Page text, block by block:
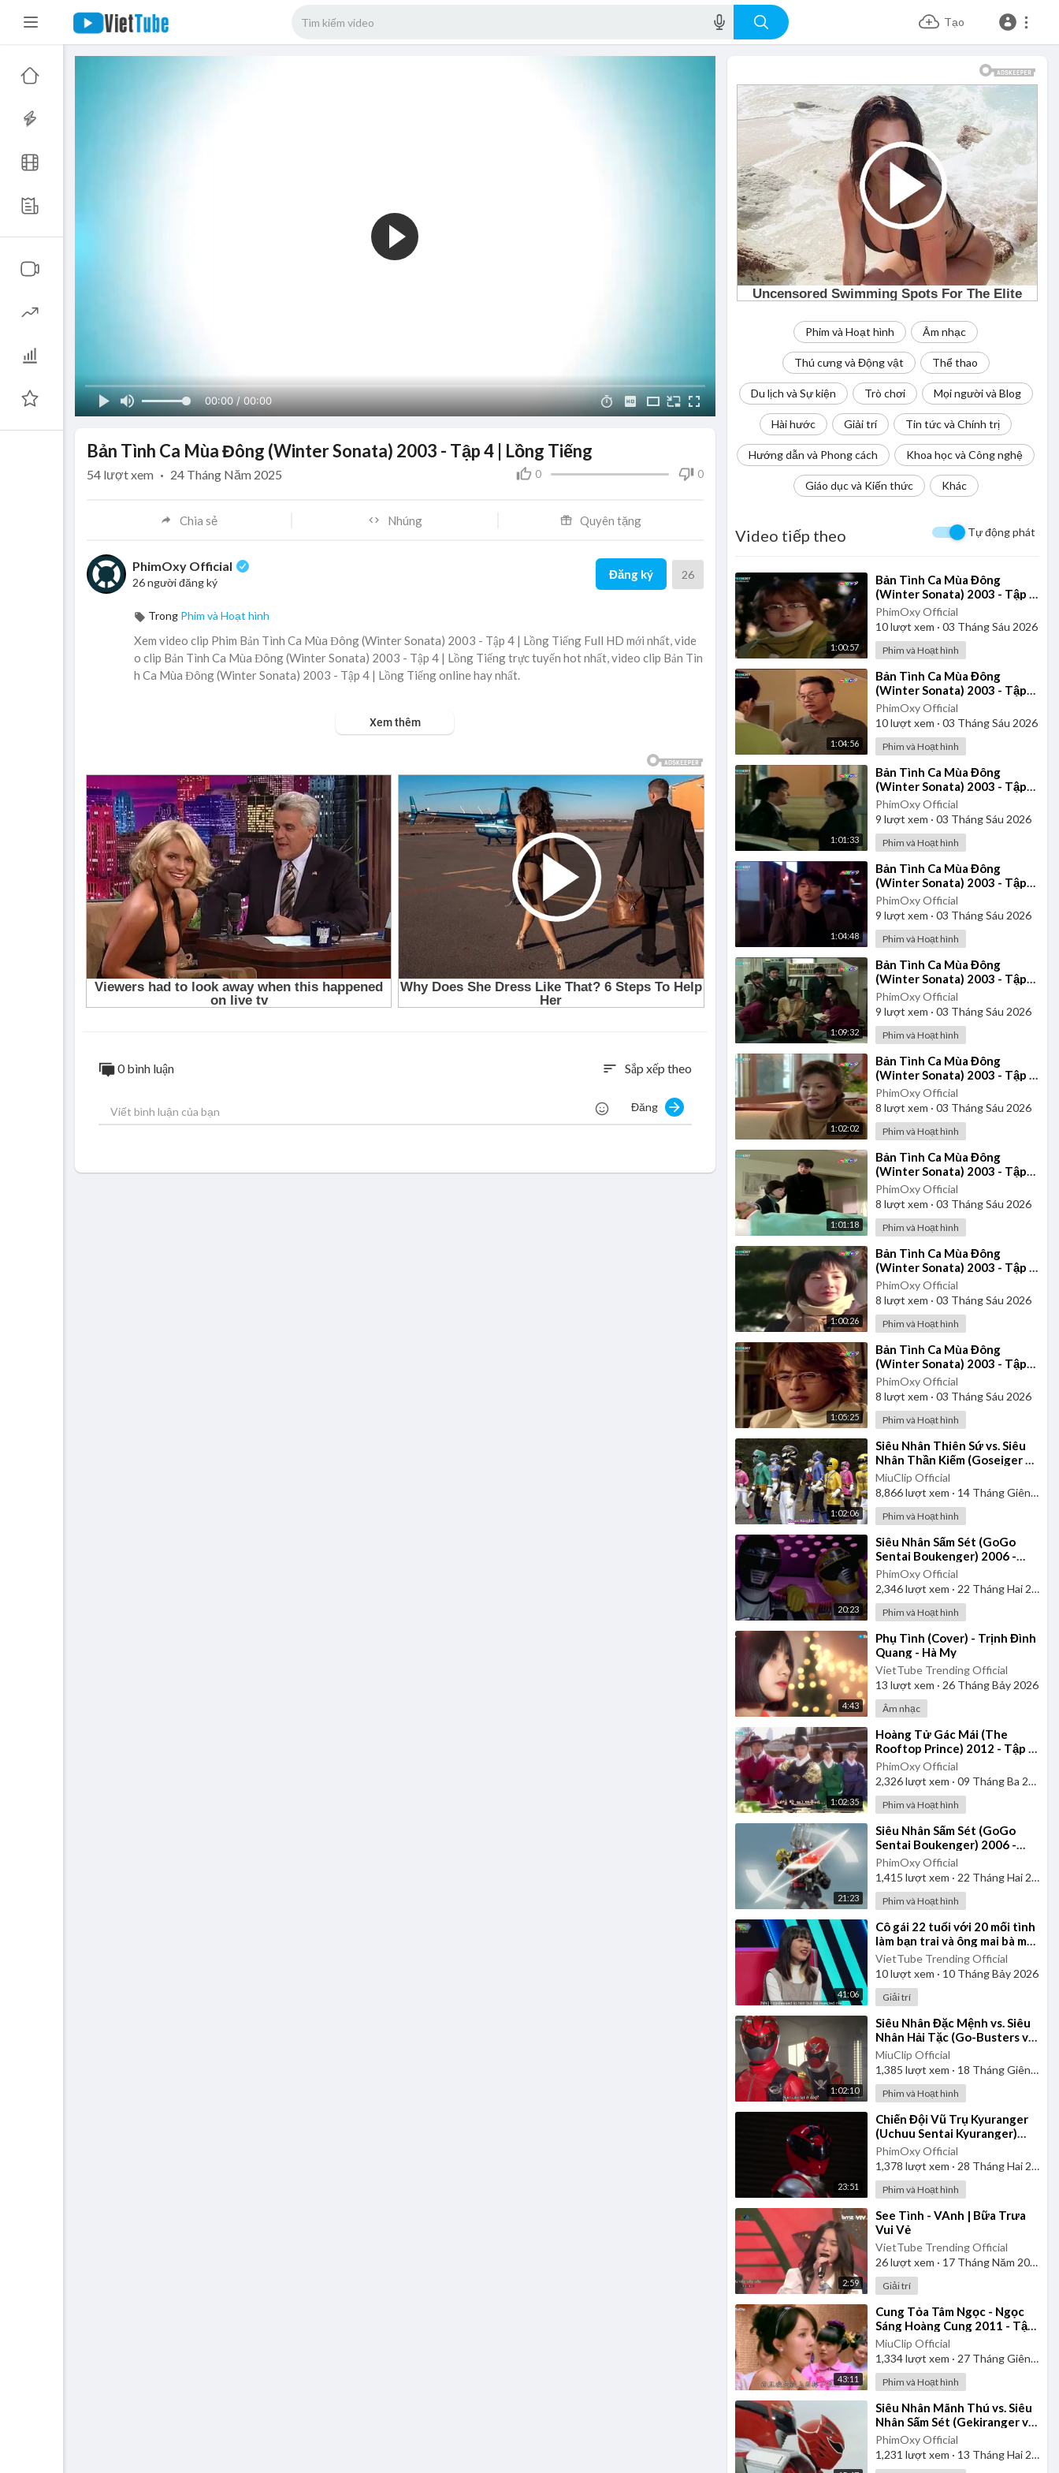
Tạo
00:00 / 00:00
Phim và Hoạt hình Âm nhạc
Thú cưng và Động vật Thể thao
Du lịch và Sự kiện Trò chơi Mọi người và Blog
Hài hước Giải trí Tin tức và Chính trị
Hướng dẫn và Phong cách Khoa học và Công nghệ
Giáo dục và Kiến thức Khác
Video tiếp theo Tự động phát
1:00:57
⁣Bản Tình Ca Mùa Đông
(Winter Sonata) 2003 - Tập 6
| Lồng Tiếng
PhimOxy Official
10lượt xem · 03 Tháng Sáu 2026
Phim và Hoạt hình
1:04:56
⁣Bản Tình Ca Mùa Đông
(Winter Sonata) 2003 - Tập
16 | Lồng Tiếng
PhimOxy Official
10lượt xem · 03 Tháng Sáu 2026
Phim và Hoạt hình
1:01:33
⁣Bản Tình Ca Mùa Đông
(Winter Sonata) 2003 - Tập
11 | Lồng Tiếng
PhimOxy Official
9 lượt xem · 03 Tháng Sáu 2026
Phim và Hoạt hình
1:04:48
⁣Bản Tình Ca Mùa Đông
(Winter Sonata) 2003 - Tập
17 | Lồng Tiếng
PhimOxy Official
9 lượt xem · 03 Tháng Sáu 2026
Phim và Hoạt hình
1:09:32
⁣Bản Tình Ca Mùa Đông
(Winter Sonata) 2003 - Tập
13 | Lồng Tiếng
PhimOxy Official
9 lượt xem · 03 Tháng Sáu 2026
Phim và Hoạt hình
1:02:02
⁣Bản Tình Ca Mùa Đông
(Winter Sonata) 2003 - Tập 9
| Lồng Tiếng
PhimOxy Official
8 lượt xem · 03 Tháng Sáu 2026
Phim và Hoạt hình
1:01:18
⁣Bản Tình Ca Mùa Đông
(Winter Sonata) 2003 - Tập
14 | Lồng Tiếng
PhimOxy Official
8 lượt xem · 03 Tháng Sáu 2026
Phim và Hoạt hình
1:00:26
⁣Bản Tình Ca Mùa Đông
(Winter Sonata) 2003 - Tập 8
| Lồng Tiếng
PhimOxy Official
8 lượt xem · 03 Tháng Sáu 2026
Phim và Hoạt hình
1:05:25
⁣Bản Tình Ca Mùa Đông
(Winter Sonata) 2003 - Tập
20 (Tập cuối) | Lồng Tiếng
PhimOxy Official
8 lượt xem · 03 Tháng Sáu 2026
Phim và Hoạt hình
1:02:06
⁣Siêu Nhân Thiên Sứ vs. Siêu
Nhân Thần Kiếm (Goseiger vs.
Shinkenger) | Vietsub
MiuClip Official
8,866lượt xem · 14 Tháng Giêng 2025
Phim và Hoạt hình
20:23
⁣Siêu Nhân Sấm Sét (GoGo
Sentai Boukenger) 2006 -
Tập 1 | Thuyết Minh
PhimOxy Official
2,346lượt xem · 22 Tháng Hai 2025
Phim và Hoạt hình
4:43
⁣Phụ Tình (Cover) - Trịnh Đình
Quang - Hà My
VietTube Trending Official
13 lượt xem · 26 Tháng Bảy 2026
Âm nhạc
1:02:35
⁣Hoàng Tử Gác Mái (The
Rooftop Prince) 2012 - Tập 1
| Lồng Tiếng
PhimOxy Official
2,326lượt xem · 09 Tháng Ba 2025
Phim và Hoạt hình
21:23
⁣Siêu Nhân Sấm Sét (GoGo
Sentai Boukenger) 2006 -
Tập 2 | Thuyết Minh
PhimOxy Official
1,415 lượt xem · 22 Tháng Hai 2025
Phim và Hoạt hình
41:06
⁣Cô gái 22 tuổi với 20 mối tình
làm bạn trai và ông mai bà mối
hết hồn | Ghép Đôi Thần Tốc
VietTube Trending Official
10lượt xem · 10 Tháng Bảy 2026
Giải trí
1:02:10
⁣Siêu Nhân Đặc Mệnh vs. Siêu
Nhân Hải Tặc (Go-Busters vs.
Gokaiger) | Vietsub
MiuClip Official
1,385 lượt xem · 18 Tháng Giêng 2025
Phim và Hoạt hình
23:51
⁣Chiến Đội Vũ Trụ Kyuranger
(Uchuu Sentai Kyuranger)
2017 - Tập 1 | Thuyết Minh
PhimOxy Official
1,378 lượt xem · 28 Tháng Hai 2025
Phim và Hoạt hình
2:59
⁣See Tình - VAnh | Bữa Trưa
Vui Vẻ
VietTube Trending Official
26lượt xem · 17 Tháng Năm 2026
Giải trí
43:11
⁣Cung Tỏa Tâm Ngọc - Ngọc
Sáng Hoàng Cung 2011 - Tập
1 | Thuyết Minh
MiuClip Official
1,334lượt xem · 27 Tháng Giêng 2025
Phim và Hoạt hình
⁣Siêu Nhân Mãnh Thú vs. Siêu
Nhân Sấm Sét (Gekiranger vs.
Boukenger) 2008 | Vietsub
PhimOxy Official
1,231 lượt xem · 13 Tháng Hai 2025
Bản Tình Ca Mùa Đông (Winter Sonata) 2003 - Tập 4 | Lồng Tiếng
0 0
54 lượt xem · 24 Tháng Năm 2025
Chia sẻ Nhúng Quyên tặng
PhimOxy Official
26 người đăng ký
Đăng ký 26
Trong Phim và Hoạt hình
Xem video clip Phim Bản Tình Ca Mùa Đông (Winter Sonata) 2003 - Tập 4 | Lồng Tiếng Full HD mới nhất, vide
o clip Bản Tình Ca Mùa Đông (Winter Sonata) 2003 - Tập 4 | Lồng Tiếng trực tuyến hot nhất, video clip Bản Tìn
h Ca Mùa Đông (Winter Sonata) 2003 - Tập 4 | Lồng Tiếng online hay nhất.
Xem thêm
0 bình luận sort Sắp xếp theo
Đăng